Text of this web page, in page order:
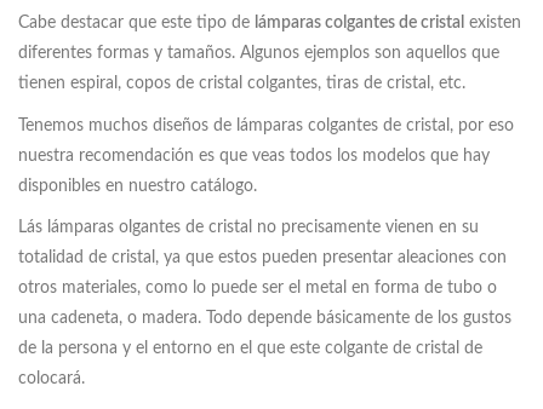
Cabe destacar que este tipo de lámparas colgantes de cristal existen
diferentes formas y tamaños. Algunos ejemplos son aquellos que
tienen espiral, copos de cristal colgantes, tiras de cristal, etc.
Tenemos muchos diseños de lámparas colgantes de cristal, por eso
nuestra recomendación es que veas todos los modelos que hay
disponibles en nuestro catálogo.
Lás lámparas olgantes de cristal no precisamente vienen en su
totalidad de cristal, ya que estos pueden presentar aleaciones con
otros materiales, como lo puede ser el metal en forma de tubo o
una cadeneta, o madera. Todo depende básicamente de los gustos
de la persona y el entorno en el que este colgante de cristal de
colocará.